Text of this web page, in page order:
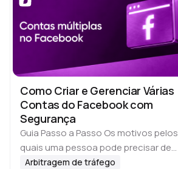
Como Criar e Gerenciar Várias
Contas do Facebook com
Segurança
Guia Passo a Passo Os motivos pelos
quais uma pessoa pode precisar de
várias contas costumam variar. Se
Arbitragem de tráfego